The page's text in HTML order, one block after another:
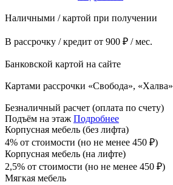
Наличными / картой при получении
В рассрочку / кредит от 900 ₽ / мес.
Банковской картой на сайте
Картами рассрочки «Свобода», «Халва»
Безналичный расчет (оплата по счету)
Подъём на этаж Подробнее
Корпусная мебель (без лифта)
4% от стоимости (но не менее 450 ₽)
Корпусная мебель (на лифте)
2,5% от стоимости (но не менее 450 ₽)
Мягкая мебель